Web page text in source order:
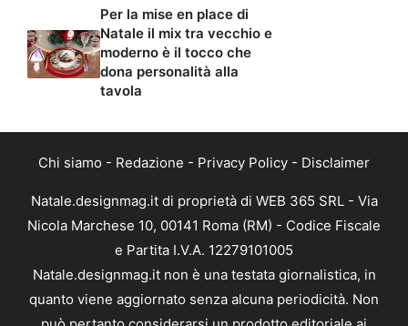
Per la mise en place di
Natale il mix tra vecchio e
moderno è il tocco che
dona personalità alla
tavola
Chi siamo - Redazione - Privacy Policy - Disclaimer
Natale.designmag.it di proprietà di WEB 365 SRL - Via
Nicola Marchese 10, 00141 Roma (RM) - Codice Fiscale
e Partita I.V.A. 12279101005
Natale.designmag.it non è una testata giornalistica, in
quanto viene aggiornato senza alcuna periodicità. Non